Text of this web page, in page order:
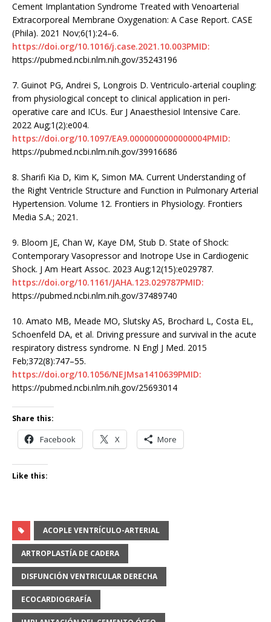
Cement Implantation Syndrome Treated with Venoarterial
Extracorporeal Membrane Oxygenation: A Case Report. CASE
(Phila). 2021 Nov;6(1):24–6.
https://doi.org/10.1016/j.case.2021.10.003PMID:
https://pubmed.ncbi.nlm.nih.gov/35243196
7. Guinot PG, Andrei S, Longrois D. Ventriculo-arterial coupling:
from physiological concept to clinical application in peri-
operative care and ICUs. Eur J Anaesthesiol Intensive Care.
2022 Aug;1(2):e004.
https://doi.org/10.1097/EA9.0000000000000004PMID:
https://pubmed.ncbi.nlm.nih.gov/39916686
8. Sharifi Kia D, Kim K, Simon MA. Current Understanding of
the Right Ventricle Structure and Function in Pulmonary Arterial
Hypertension. Volume 12. Frontiers in Physiology. Frontiers
Media S.A.; 2021.
9. Bloom JE, Chan W, Kaye DM, Stub D. State of Shock:
Contemporary Vasopressor and Inotrope Use in Cardiogenic
Shock. J Am Heart Assoc. 2023 Aug;12(15):e029787.
https://doi.org/10.1161/JAHA.123.029787PMID:
https://pubmed.ncbi.nlm.nih.gov/37489740
10. Amato MB, Meade MO, Slutsky AS, Brochard L, Costa EL,
Schoenfeld DA, et al. Driving pressure and survival in the acute
respiratory distress syndrome. N Engl J Med. 2015
Feb;372(8):747–55.
https://doi.org/10.1056/NEJMsa1410639PMID:
https://pubmed.ncbi.nlm.nih.gov/25693014
Share this:
Facebook X More
Like this:
ACOPLE VENTRÍCULO-ARTERIAL
ARTROPLASTÍA DE CADERA
DISFUNCIÓN VENTRICULAR DERECHA
ECOCARDIOGRAFÍA